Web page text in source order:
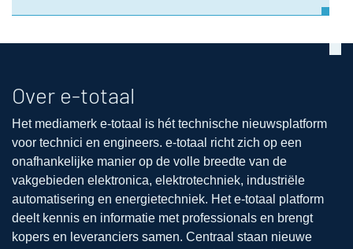
Over e-totaal
Het mediamerk e-totaal is hét technische nieuwsplatform
voor technici en engineers. e-totaal richt zich op een
onafhankelijke manier op de volle breedte van de
vakgebieden elektronica, elektrotechniek, industriële
automatisering en energietechniek. Het e-totaal platform
deelt kennis en informatie met professionals en brengt
kopers en leveranciers samen. Centraal staan nieuwe